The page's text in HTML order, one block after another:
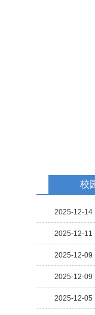
校
2025-12-14
2025-12-11
2025-12-09
2025-12-09
2025-12-05